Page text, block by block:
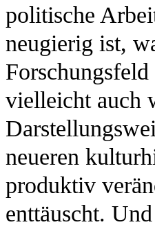
politische
neugierig ist,
vielleicht auch
neueren
produktiv
enttäuscht.